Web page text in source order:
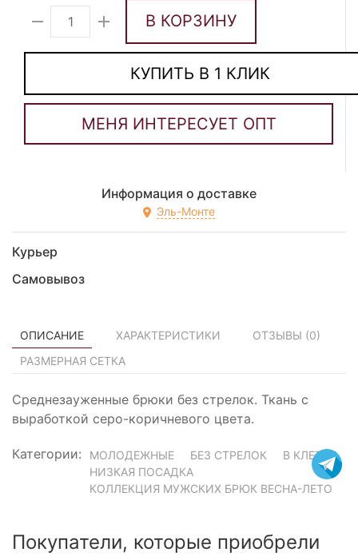
В КОРЗИНУ
КУПИТЬ В 1 КЛИК
Информация о доставке
Эль-Монте
Курьер
Самовывоз
ОПИСАНИЕ ХАРАКТЕРИСТИКИ ОТЗЫВЫ (0)
РАЗМЕРНАЯ СЕТКА
Среднезауженные брюки без стрелок. Ткань с
выработкой серо-коричневого цвета.
Категории: МОЛОДЕЖНЫЕ БЕЗ СТРЕЛОК
В КЛЕТКУ
НИЗКАЯ ПОСАДКА
КОЛЛЕКЦИЯ МУЖСКИХ БРЮК ВЕСНА-ЛЕТО
Покупатели, которые приобрели